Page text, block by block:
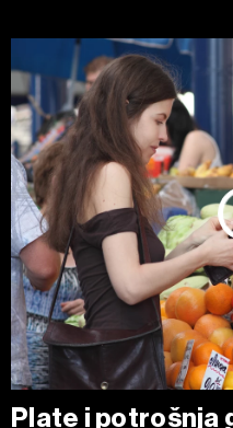
Plate i potrošnja